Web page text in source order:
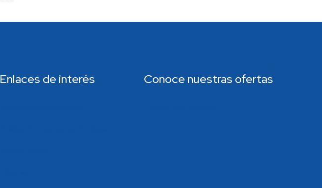
Enlaces de interés Conoce nuestras ofertas